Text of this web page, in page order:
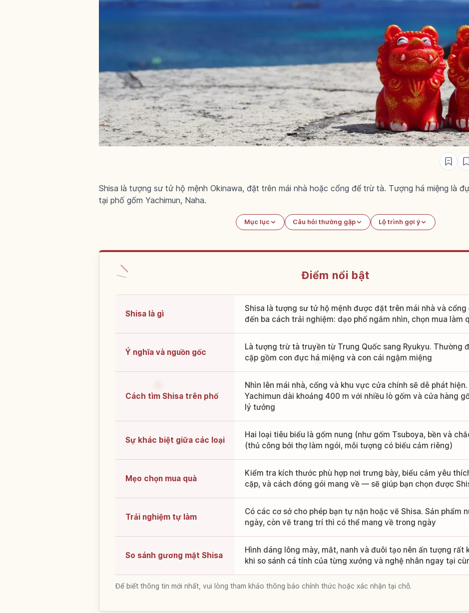
Shisa là tượng sư tử hộ mệnh Okinawa, đặt trên mái nhà hoặc cổng để trừ tà. Tượng há miệng là
tại phố gốm Yachimun, Naha.
Mục lục Câu hỏi thường gặp Lộ trình gợi ý
Điểm nổi bật
Shisa là gì
Shisa là tượng sư tử hộ mệnh được đặt trên mái nhà và cổng
đến ba cách trải nghiệm: dạo phố ngắm nhìn, chọn mua làm
Ý nghĩa và nguồn gốc
Là tượng trừ tà truyền từ Trung Quốc sang Ryukyu. Thường
cặp gồm con đực há miệng và con cái ngậm miệng
Cách tìm Shisa trên phố
Nhìn lên mái nhà, cổng và khu vực cửa chính sẽ dễ phát hiện.
Yachimun dài khoảng 400 m với nhiều lò gốm và cửa hàng
lý tưởng
Sự khác biệt giữa các loại
Hai loại tiêu biểu là gốm nung (như gốm Tsuboya, bền và
(thủ công bởi thợ làm ngói, mỗi tượng có biểu cảm riêng)
Mẹo chọn mua quà
Kiểm tra kích thước phù hợp nơi trưng bày, biểu cảm yêu
cặp, và cách đóng gói mang về — sẽ giúp bạn chọn được
Trải nghiệm tự làm
Có các cơ sở cho phép bạn tự nặn hoặc vẽ Shisa. Sản phẩm
ngày, còn vẽ trang trí thì có thể mang về trong ngày
So sánh gương mặt Shisa
Hình dáng lông mày, mắt, nanh và đuôi tạo nên ấn tượng rất
khi so sánh cá tính của từng xưởng và nghệ nhân ngay tại
Để biết thông tin mới nhất, vui lòng tham khảo thông báo chính thức hoặc xác nhận tại chỗ.